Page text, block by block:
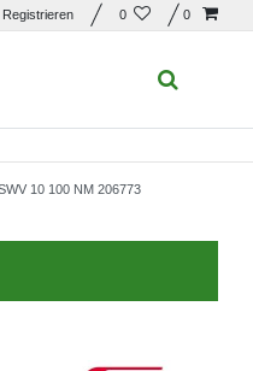
Registrieren 0 0
10 100 NM 206773